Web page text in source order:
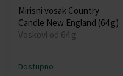
Mirisni vosak Country
Candle New England (64 g)
Voskovi od 64 g
Dostupno